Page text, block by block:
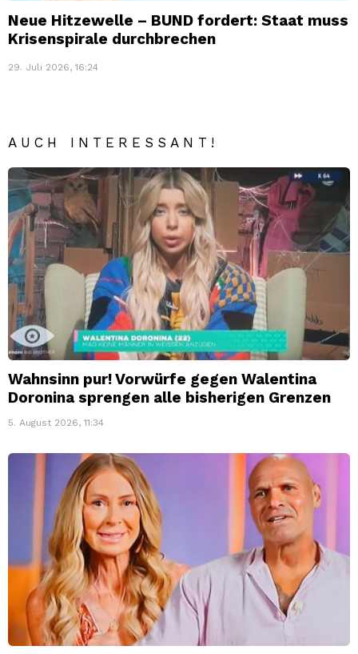
Neue Hitzewelle – BUND fordert: Staat muss
Krisenspirale durchbrechen
29. Juli 2026, 16:24
AUCH INTERESSANT!
Wahnsinn pur! Vorwürfe gegen Walentina
Doronina sprengen alle bisherigen Grenzen
5. August 2026, 11:34